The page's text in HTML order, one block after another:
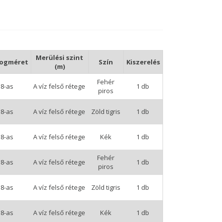
fog állni, a víz felső rétegeiben marad,
balin alulról támadva, szinte a magasba üti a víz
esélye szinte 100 %-os.
között alkalmazkodni tudjunk a
Merülési szint
(m)
Szín Kiszerelés
8-as A víz felső rétege
Fehér
piros
1 db
8-as A víz felső rétege Zöld tigris 1 db
8-as A víz felső rétege Kék 1 db
8-as A víz felső rétege
Fehér
piros
1 db
8-as A víz felső rétege Zöld tigris 1 db
8-as A víz felső rétege Kék 1 db